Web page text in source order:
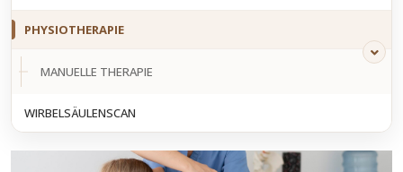
PHYSIOTHERAPIE
MANUELLE THERAPIE
WIRBELSÄULENSCAN